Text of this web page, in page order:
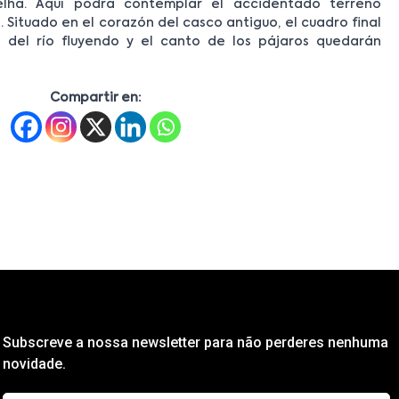
Aquí podrá contemplar el accidentado terreno
en el corazón del casco antiguo, el cuadro final
del río fluyendo y el canto de los pájaros quedarán
Compartir en:
Subscreve a nossa newsletter para não perderes nenhuma
novidade.